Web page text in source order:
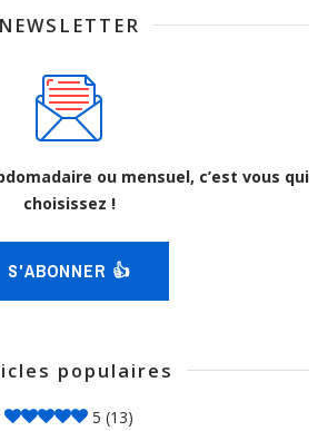
NEWSLETTER
ou mensuel, c’est vous qui
choisissez !
S'ABONNER 👍
populaires
5 (13)